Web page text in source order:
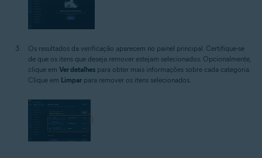
Os resultados da verificação aparecem no painel principal. Certifique-se
de que os itens que deseja remover estejam selecionados. Opcionalmente,
clique em Ver detalhes para obter mais informações sobre cada categoria.
Clique em Limpar para remover os itens selecionados.